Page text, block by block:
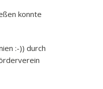
konnte
:-)) durch